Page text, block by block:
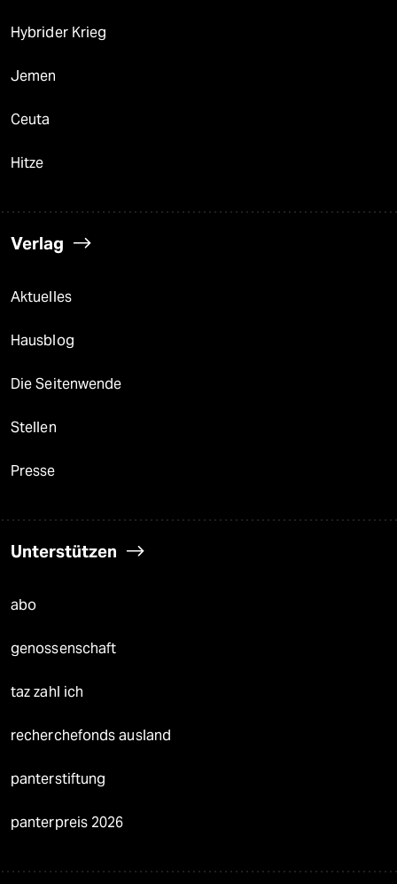
Hybrider Krieg
Jemen
Ceuta
Hitze
Verlag
Aktuelles
Hausblog
Die Seitenwende
Stellen
Presse
Unterstützen
abo
genossenschaft
taz zahl ich
recherchefonds ausland
panterstiftung
panterpreis 2026